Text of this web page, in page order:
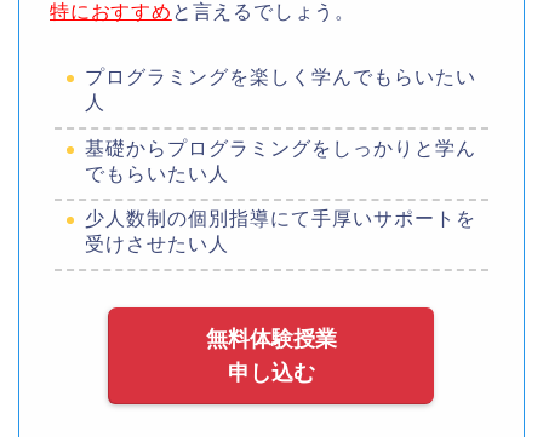
特におすすめ と言えるでしょう。
プログラミングを楽しく学んでもらいたい
人
基礎からプログラミングをしっかりと学ん
でもらいたい人
少人数制の個別指導にて手厚いサポートを
受けさせたい人
無料体験授業
申し込む